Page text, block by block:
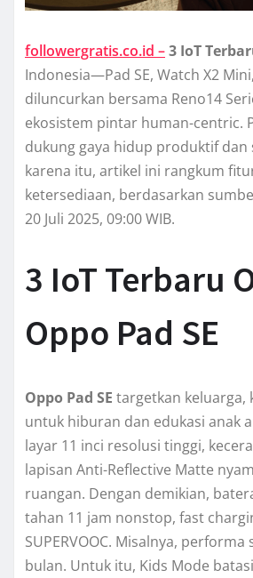
followergratis.co.id –3 IoT
Indonesia—Pad SE, Watch X2
diluncurkan bersama Reno14
ekosistem pintar human-centric.
dukung gaya hidup produktif dan
karena itu, artikel ini rangkum
ketersediaan, berdasarkan
20 Juli 2025, 09:00 WIB.
3 IoT Terbaru
Oppo Pad SE
Oppo Pad SE targetkan keluarga,
untuk hiburan dan edukasi anak
layar 11 inci resolusi tinggi,
lapisan Anti-Reflective Matte
ruangan. Dengan demikian,
tahan 11 jam nonstop, fast
SUPERVOOC. Misalnya,
bulan. Untuk itu, Kids Mode